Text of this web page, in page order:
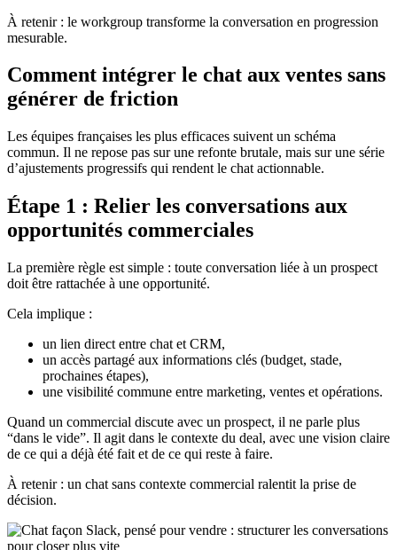
À retenir : le workgroup transforme la conversation en progression
mesurable.
Comment intégrer le chat aux ventes sans
générer de friction
Les équipes françaises les plus efficaces suivent un schéma
commun. Il ne repose pas sur une refonte brutale, mais sur une série
d’ajustements progressifs qui rendent le chat actionnable.
Étape 1 : Relier les conversations aux
opportunités commerciales
La première règle est simple : toute conversation liée à un prospect
doit être rattachée à une opportunité.
Cela implique :
un lien direct entre chat et CRM,
un accès partagé aux informations clés (budget, stade,
prochaines étapes),
une visibilité commune entre marketing, ventes et opérations.
Quand un commercial discute avec un prospect, il ne parle plus
“dans le vide”. Il agit dans le contexte du deal, avec une vision claire
de ce qui a déjà été fait et de ce qui reste à faire.
À retenir : un chat sans contexte commercial ralentit la prise de
décision.